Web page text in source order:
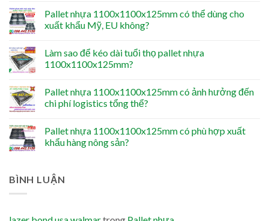
Pallet nhựa 1100x1100x125mm có thể dùng cho
xuất khẩu Mỹ, EU không?
Làm sao để kéo dài tuổi thọ pallet nhựa
1100x1100x125mm?
Pallet nhựa 1100x1100x125mm có ảnh hưởng đến
chi phí logistics tổng thể?
Pallet nhựa 1100x1100x125mm có phù hợp xuất
khẩu hàng nông sản?
BÌNH LUẬN